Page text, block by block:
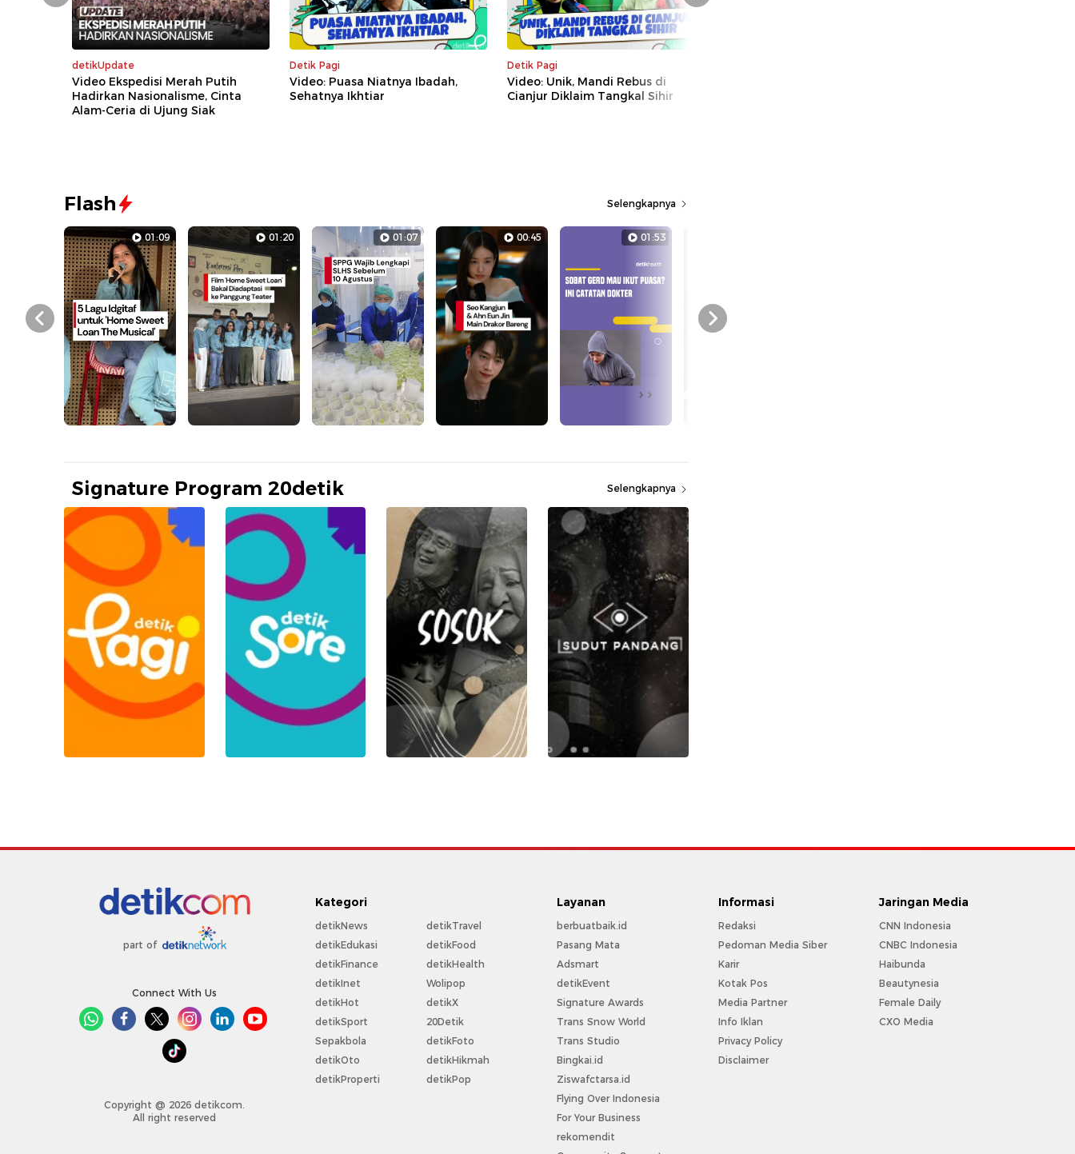
detikUpdate
Video Ekspedisi Merah Putih
Hadirkan Nasionalisme, Cinta
Alam-Ceria di Ujung Siak
Detik Pagi
Video: Puasa Niatnya Ibadah,
Sehatnya Ikhtiar
Detik Pagi
Video: Unik, Mandi Rebus di
Cianjur Diklaim Tangkal Sihir
Prev Next
Flash Selengkapnya
01:09 01:20 01:07 00:45 01:53
Prev Next
Signature Program 20detik Selengkapnya
part of
Connect With Us
Copyright @ 2026 detikcom.
All right reserved
Kategori
detikNews
detikEdukasi
detikFinance
detikInet
detikHot
detikSport
Sepakbola
detikOto
detikProperti
detikTravel
detikFood
detikHealth
Wolipop
detikX
20Detik
detikFoto
detikHikmah
detikPop
Layanan
berbuatbaik.id
Pasang Mata
Adsmart
detikEvent
Signature Awards
Trans Snow World
Trans Studio
Bingkai.id
Ziswafctarsa.id
Flying Over Indonesia
For Your Business
rekomendit
Informasi
Redaksi
Pedoman Media Siber
Karir
Kotak Pos
Media Partner
Info Iklan
Privacy Policy
Disclaimer
Jaringan Media
CNN Indonesia
CNBC Indonesia
Haibunda
Beautynesia
Female Daily
CXO Media